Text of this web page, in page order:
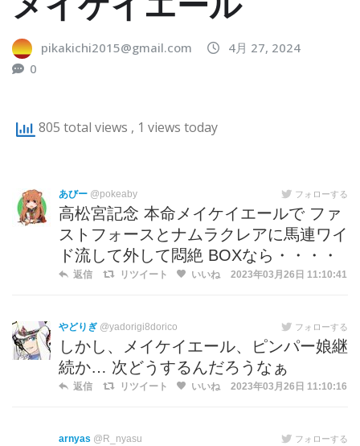
pikakichi2015@gmail.com
4月 27, 2024
0
805 total views , 1 views today
あびー @pokeaby フォローする
高松宮記念 本命メイケイエールで ファ
ストフォースとナムラクレアに馬連ワイ
ド流して外して悶絶 BOXなら・・・・
返信 リツイート いいね 2023年03月26日 11:10:41
やどりぎ @yadorigi8dorico フォローする
しかし、メイケイエール、ピンパー娘継
続か… 次どうするんだろうなぁ
返信 リツイート いいね 2023年03月26日 11:10:16
arnyas @R_nyasu フォローする